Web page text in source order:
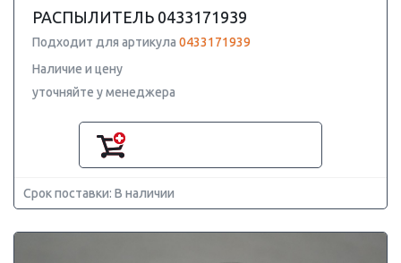
РАСПЫЛИТЕЛЬ 0433171939
Подходит для артикула 0433171939
Наличие и цену
уточняйте у менеджера
Срок поставки: В наличии